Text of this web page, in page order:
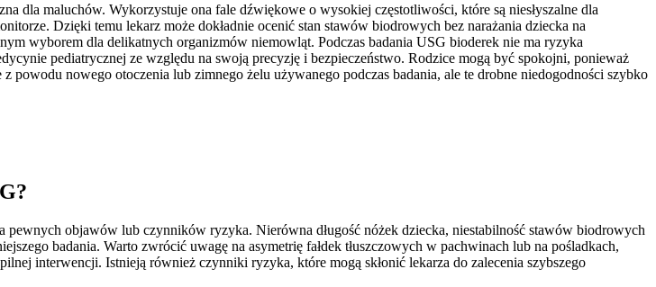
dla maluchów. Wykorzystuje ona fale dźwiękowe o wysokiej częstotliwości, które są niesłyszalne dla
Dzięki temu lekarz może dokładnie ocenić stan stawów biodrowych bez narażania dziecka na
wyborem dla delikatnych organizmów niemowląt. Podczas badania USG bioderek nie ma ryzyka
pediatrycznej ze względu na swoją precyzję i bezpieczeństwo. Rodzice mogą być spokojni, ponieważ
nowego otoczenia lub zimnego żelu używanego podczas badania, ale te drobne niedogodności szybko
objawów lub czynników ryzyka. Nierówna długość nóżek dziecka, niestabilność stawów biodrowych
badania. Warto zwrócić uwagę na asymetrię fałdek tłuszczowych w pachwinach lub na pośladkach,
interwencji. Istnieją również czynniki ryzyka, które mogą skłonić lekarza do zalecenia szybszego